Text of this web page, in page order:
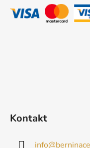
Kontakt
info@